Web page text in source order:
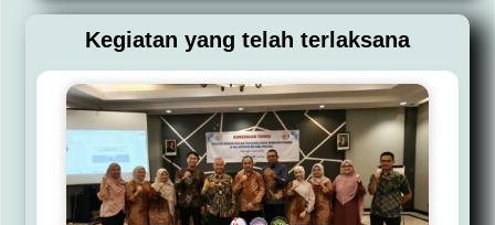
Kegiatan yang telah terlaksana